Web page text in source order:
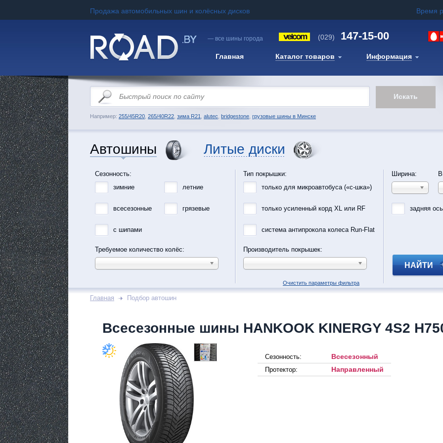
Продажа автомобильных шин и колёсных дисков Время
— все шины города (029) 147-15-00
Главная Каталог товаров Информация
Например: 255/45R20 265/40R22 зима R21 alutec bridgestone грузовые шины в Минске
Автошины Литые диски
Сезонность:
зимние
летние
всесезонные грязевые
с шипами
Требуемое количество колёс:
Тип покрышки:
только для микроавтобуса («с-шка»)
только усиленный корд XL или RF
система антипрокола колеса Run-Flat
Производитель покрышек:
Ширина:
задняя
НАЙТИ
Очистить параметры фильтра
Главная Подбор автошин
Всесезонные шины HANKOOK KINERGY 4S2
Сезонность: Всесезонный
Протектор: Направленный